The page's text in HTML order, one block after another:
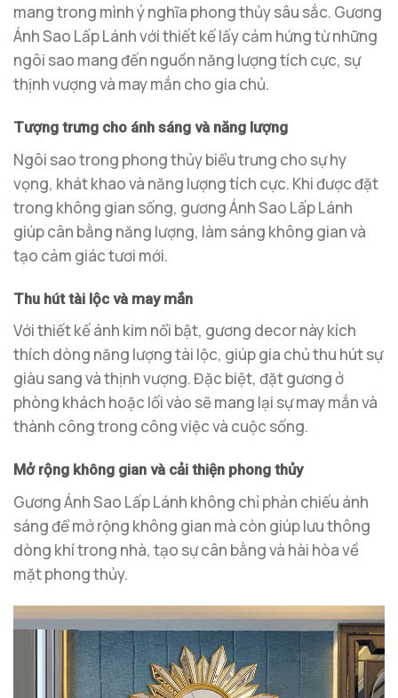
mang trong mình ý nghĩa phong thủy sâu sắc. Gương
Ánh Sao Lấp Lánh với thiết kế lấy cảm hứng từ những
ngôi sao mang đến nguồn năng lượng tích cực, sự
thịnh vượng và may mắn cho gia chủ.
Tượng trưng cho ánh sáng và năng lượng
Ngôi sao trong phong thủy biểu trưng cho sự hy
vọng, khát khao và năng lượng tích cực. Khi được đặt
trong không gian sống, gương Ánh Sao Lấp Lánh
giúp cân bằng năng lượng, làm sáng không gian và
tạo cảm giác tươi mới.
Thu hút tài lộc và may mắn
Với thiết kế ánh kim nổi bật, gương decor này kích
thích dòng năng lượng tài lộc, giúp gia chủ thu hút sự
giàu sang và thịnh vượng. Đặc biệt, đặt gương ở
phòng khách hoặc lối vào sẽ mang lại sự may mắn và
thành công trong công việc và cuộc sống.
Mở rộng không gian và cải thiện phong thủy
Gương Ánh Sao Lấp Lánh không chỉ phản chiếu ánh
sáng để mở rộng không gian mà còn giúp lưu thông
dòng khí trong nhà, tạo sự cân bằng và hài hòa về
mặt phong thủy.